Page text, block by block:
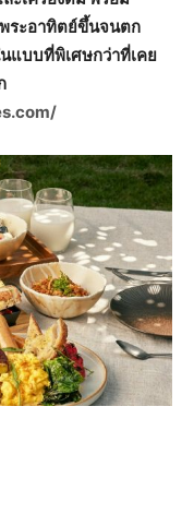
ระอาทิตย์ขึ้นจนตก
แบบที่พิเศษกว่าที่เคย